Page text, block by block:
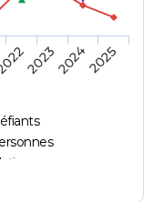
202320242025